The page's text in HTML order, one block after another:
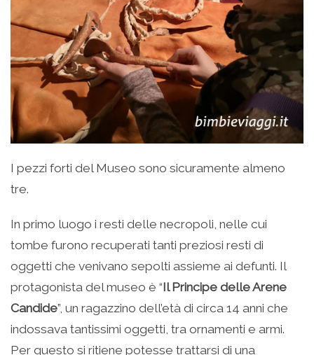
I pezzi forti del Museo sono sicuramente almeno
tre.
In primo luogo i resti delle necropoli, nelle cui
tombe furono recuperati tanti preziosi resti di
oggetti che venivano sepolti assieme ai defunti. Il
protagonista del museo è “Il Principe delle Arene
Candide”, un ragazzino dell’età di circa 14 anni che
indossava tantissimi oggetti, tra ornamenti e armi.
Per questo si ritiene potesse trattarsi di una